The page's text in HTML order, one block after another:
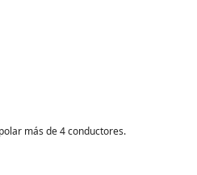
más de 4 conductores.